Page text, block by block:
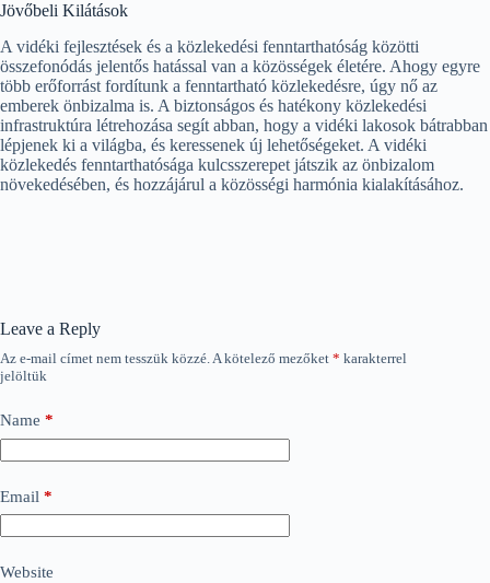
Jövőbeli Kilátások
A vidéki fejlesztések és a közlekedési fenntarthatóság közötti
összefonódás jelentős hatással van a közösségek életére. Ahogy egyre
több erőforrást fordítunk a fenntartható közlekedésre, úgy nő az
emberek önbizalma is. A biztonságos és hatékony közlekedési
infrastruktúra létrehozása segít abban, hogy a vidéki lakosok bátrabban
lépjenek ki a világba, és keressenek új lehetőségeket. A vidéki
közlekedés fenntarthatósága kulcsszerepet játszik az önbizalom
növekedésében, és hozzájárul a közösségi harmónia kialakításához.
Leave a Reply
Az e-mail címet nem tesszük közzé.A kötelező mezőket * karakterrel
jelöltük
Name *
Email *
Website